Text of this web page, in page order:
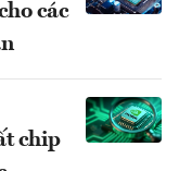
các
chip